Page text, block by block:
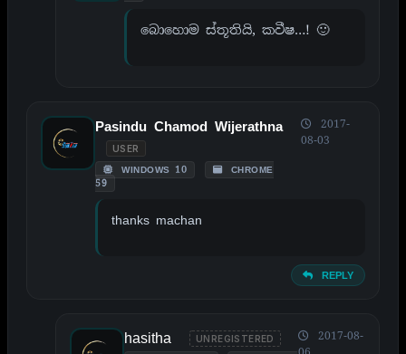
බොහොම ස්තූතියි, කවීෂ…! 🙂
Pasindu Chamod Wijerathna
USER
WINDOWS 10
CHROME
59
2017-
08-03
thanks machan
REPLY
hasitha UNREGISTERED
2017-08-